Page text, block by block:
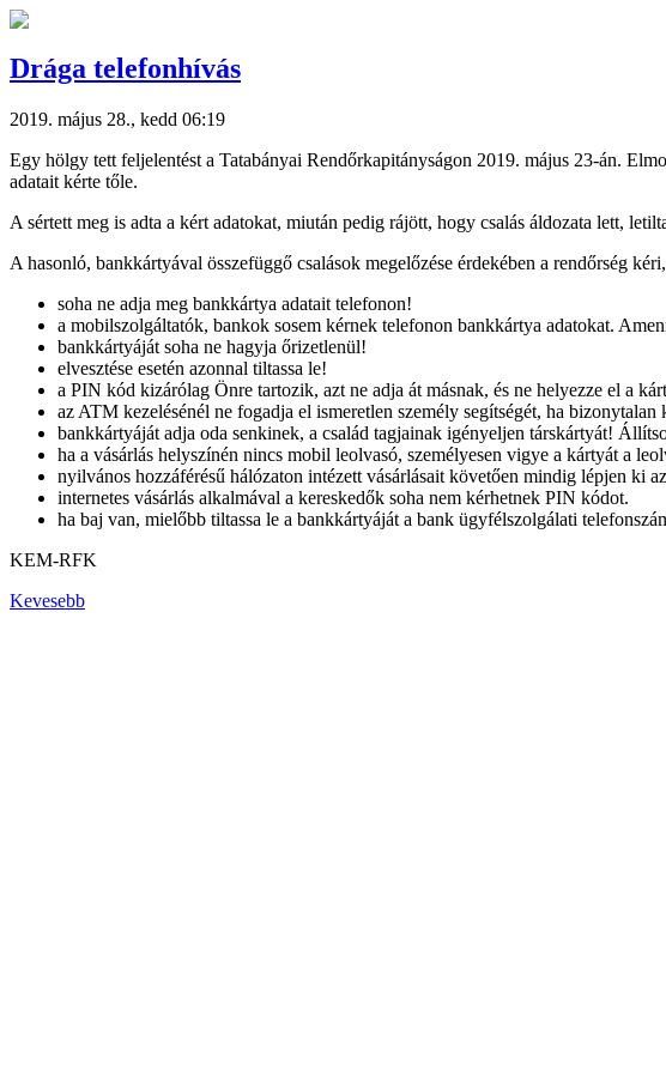
Drága telefonhívás
2019. május 28., kedd 06:19
Egy hölgy tett feljelentést a Tatabányai Rendőrkapitányságon 2019. május 23-án.
adatait kérte tőle.
A sértett meg is adta a kért adatokat, miután pedig rájött, hogy csalás áldozata lett,
A hasonló, bankkártyával összefüggő csalások megelőzése érdekében a rendőrség
soha ne adja meg bankkártya adatait telefonon!
a mobilszolgáltatók, bankok sosem kérnek telefonon bankkártya adatokat.
bankkártyáját soha ne hagyja őrizetlenül!
elvesztése esetén azonnal tiltassa le!
a PIN kód kizárólag Önre tartozik, azt ne adja át másnak, és ne helyezze el a
az ATM kezelésénél ne fogadja el ismeretlen személy segítségét, ha bizonytalan
bankkártyáját adja oda senkinek, a család tagjainak igényeljen társkártyát!
ha a vásárlás helyszínén nincs mobil leolvasó, személyesen vigye a kártyát a
nyilvános hozzáférésű hálózaton intézett vásárlásait követően mindig lépjen ki
internetes vásárlás alkalmával a kereskedők soha nem kérhetnek PIN kódot.
ha baj van, mielőbb tiltassa le a bankkártyáját a bank ügyfélszolgálati
KEM-RFK
Kevesebb